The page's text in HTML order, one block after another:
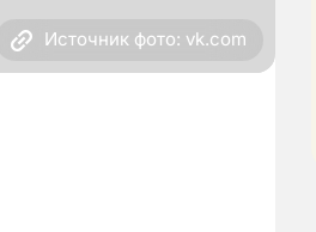
Источник фото: vk.com